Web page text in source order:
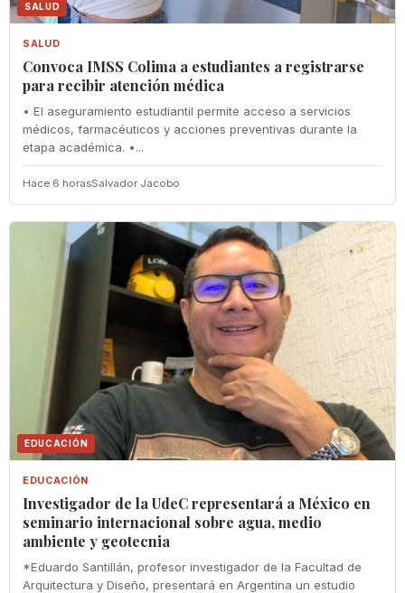
SALUD
SALUD
Convoca IMSS Colima a estudiantes a registrarse
para recibir atención médica
• El aseguramiento estudiantil permite acceso a servicios
médicos, farmacéuticos y acciones preventivas durante la
etapa académica. •...
Hace 6 horasSalvador Jacobo
EDUCACIÓN
EDUCACIÓN
Investigador de la UdeC representará a México en
seminario internacional sobre agua, medio
ambiente y geotecnia
*Eduardo Santillán, profesor investigador de la Facultad de
Arquitectura y Diseño, presentará en Argentina un estudio